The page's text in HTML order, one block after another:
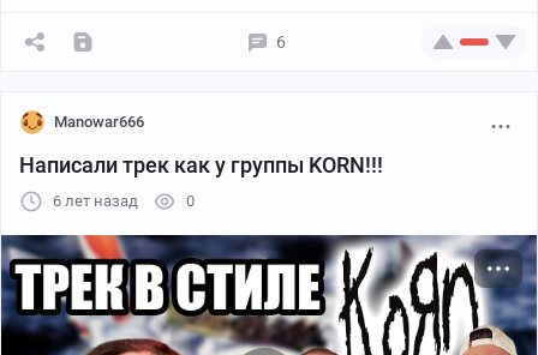
6
Manowar666
Написали трек как у группы KORN!!!
6 лет назад 0